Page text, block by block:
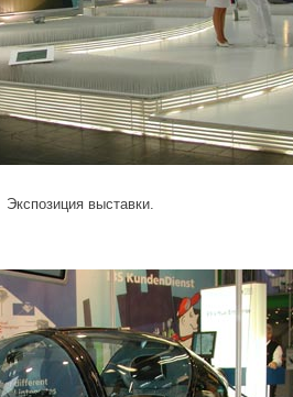
Экспозиция выcтавки.